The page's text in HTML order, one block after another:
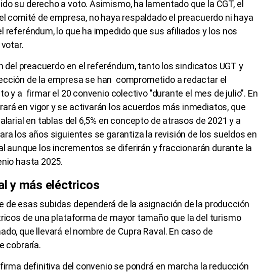
su derecho a voto. Asimismo, ha lamentado que la CGT, el
comité de empresa, no haya respaldado el preacuerdo ni haya
referéndum, lo que ha impedido que sus afiliados y los nos
del preacuerdo en el referéndum, tanto los sindicatos UGT y
de la empresa se han comprometido a redactar el
y a firmar el 20 convenio colectivo "durante el mes de julio". En
en vigor y se activarán los acuerdos más inmediatos, que
en tablas del 6,5% en concepto de atrasos de 2021 y a
los años siguientes se garantiza la revisión de los sueldos en
aunque los incrementos se diferirán y fraccionarán durante la
hasta 2025.
y más eléctricos
de esas subidas dependerá de la asignación de la producción
de una plataforma de mayor tamaño que la del turismo
que llevará el nombre de Cupra Raval. En caso de
cobraría.
definitiva del convenio se pondrá en marcha la reducción